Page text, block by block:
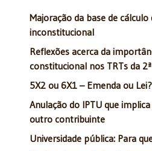
Majoração da base de
inconstitucional
Reflexões acerca da
constitucional nos TRTs da
5X2 ou 6X1 – Emenda ou Lei?
Anulação do IPTU que
outro contribuinte
Universidade pública: Para